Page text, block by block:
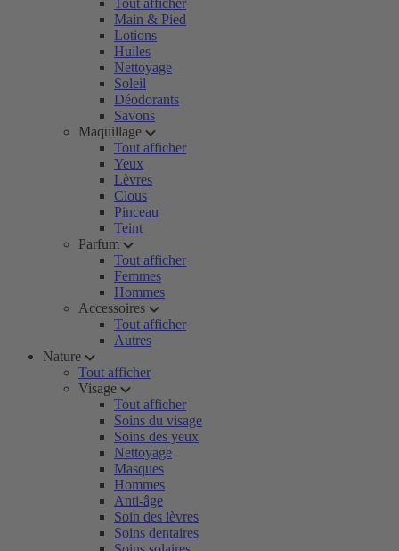
Tout afficher
Main & Pied
Lotions
Huiles
Nettoyage
Soleil
Déodorants
Savons
Maquillage
Tout afficher
Yeux
Lèvres
Clous
Pinceau
Teint
Parfum
Tout afficher
Femmes
Hommes
Accessoires
Tout afficher
Autres
Nature
Tout afficher
Visage
Tout afficher
Soins du visage
Soins des yeux
Nettoyage
Masques
Hommes
Anti-âge
Soin des lèvres
Soins dentaires